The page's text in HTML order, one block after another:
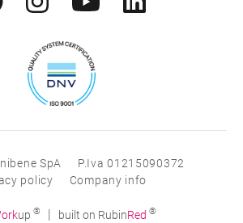
SpA
P.Iva 01215090372
policy
Company info
up ® | built on RubinRed ®